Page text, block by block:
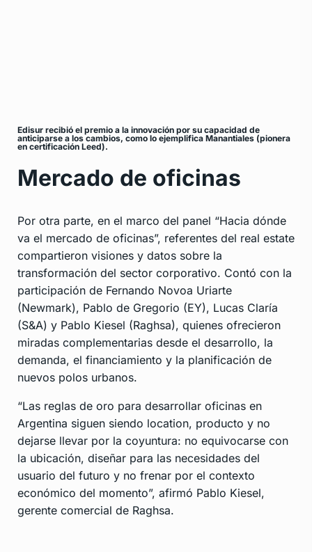
Edisur recibió el premio a la innovación por su capacidad de
anticiparse a los cambios, como lo ejemplifica Manantiales (pionera
en certificación Leed).
Mercado de oficinas
Por otra parte, en el marco del panel “Hacia dónde
va el mercado de oficinas”, referentes del real estate
compartieron visiones y datos sobre la
transformación del sector corporativo. Contó con la
participación de Fernando Novoa Uriarte
(Newmark), Pablo de Gregorio (EY), Lucas Claría
(S&A) y Pablo Kiesel (Raghsa), quienes ofrecieron
miradas complementarias desde el desarrollo, la
demanda, el financiamiento y la planificación de
nuevos polos urbanos.
“Las reglas de oro para desarrollar oficinas en
Argentina siguen siendo location, producto y no
dejarse llevar por la coyuntura: no equivocarse con
la ubicación, diseñar para las necesidades del
usuario del futuro y no frenar por el contexto
económico del momento”, afirmó Pablo Kiesel,
gerente comercial de Raghsa.